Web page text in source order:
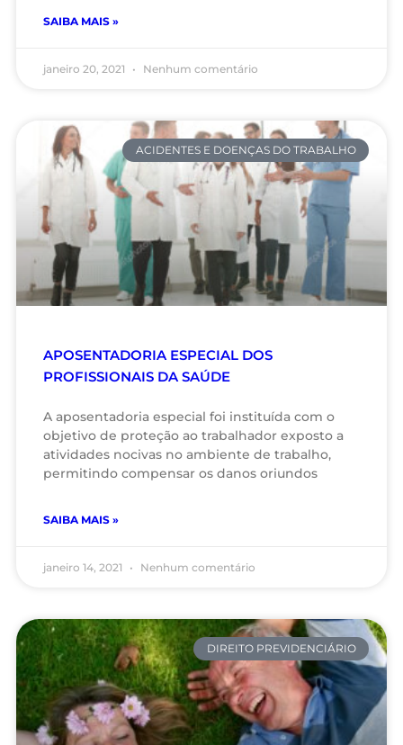
SAIBA MAIS »
janeiro 20, 2021 Nenhum comentário
ACIDENTES E DOENÇAS DO TRABALHO
APOSENTADORIA ESPECIAL DOS
PROFISSIONAIS DA SAÚDE
A aposentadoria especial foi instituída com o
objetivo de proteção ao trabalhador exposto a
atividades nocivas no ambiente de trabalho,
permitindo compensar os danos oriundos
SAIBA MAIS »
janeiro 14, 2021 Nenhum comentário
DIREITO PREVIDENCIÁRIO